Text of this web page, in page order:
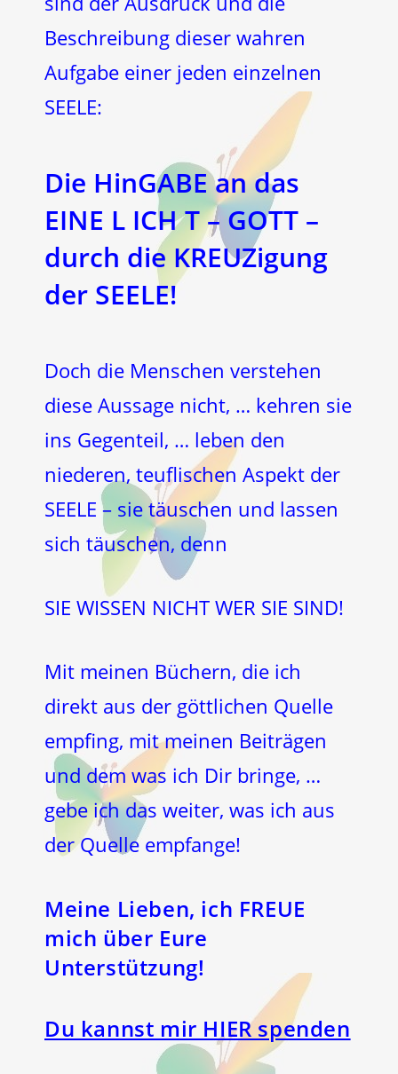
Beschreibung dieser wahren
Aufgabe einer jeden einzelnen
SEELE:
Die HinGABEan das
EINE L ICHT – GOTT –
durch die KREUZigung
der SEELE!
Doch die Menschen verstehen
diese Aussage nicht, … kehren sie
ins Gegenteil, … leben den
niederen, teuflischen Aspekt der
SEELE – sie täuschen und lassen
sich täuschen, denn
SIE WISSEN NICHT WER SIE SIND!
Mit meinen Büchern, die ich
direkt aus der göttlichen Quelle
empfing, mit meinen Beiträgen
und dem was ich Dir bringe, …
gebe ich das weiter, was ich aus
der Quelle empfange!
Meine Lieben, ich FREUE
mich über Eure
Unterstützung!
Du kannst mir HIER spenden